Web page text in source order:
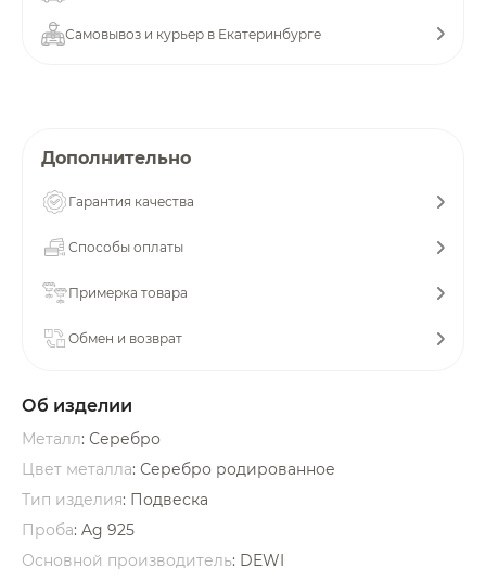
Самовывоз и курьер в Екатеринбурге
Дополнительно
Гарантия качества
Способы оплаты
Примерка товара
Обмен и возврат
Об изделии
Металл: Серебро
Цвет металла: Серебро родированное
Тип изделия: Подвеска
Проба: Ag 925
Основной производитель: DEWI
об оплате Плайтом
недели
8 800 302-02-51